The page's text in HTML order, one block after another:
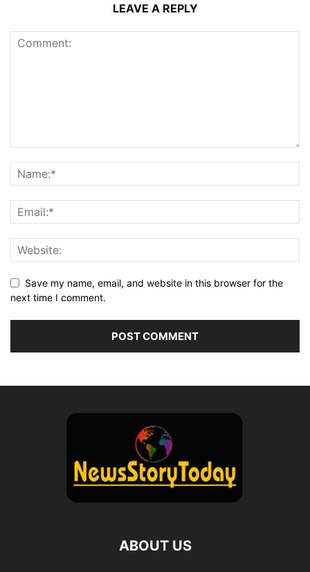
LEAVE A REPLY
Save my name, email, and website in this browser for the
next time I comment.
ABOUT US